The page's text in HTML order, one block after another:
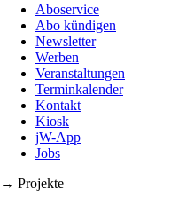
Aboservice
Abo kündigen
Newsletter
Werben
Veranstaltungen
Terminkalender
Kontakt
Kiosk
jW-App
Jobs
→ Projekte